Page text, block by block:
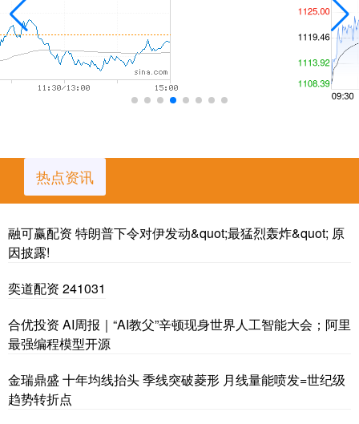
热点资讯
融可赢配资 特朗普下令对伊发动&quot;最猛烈轰炸&quot; 原
因披露!
奕道配资 241031
合优投资 AI周报｜“AI教父”辛顿现身世界人工智能大会；阿里
最强编程模型开源
金瑞鼎盛 十年均线抬头 季线突破菱形 月线量能喷发=世纪级
趋势转折点